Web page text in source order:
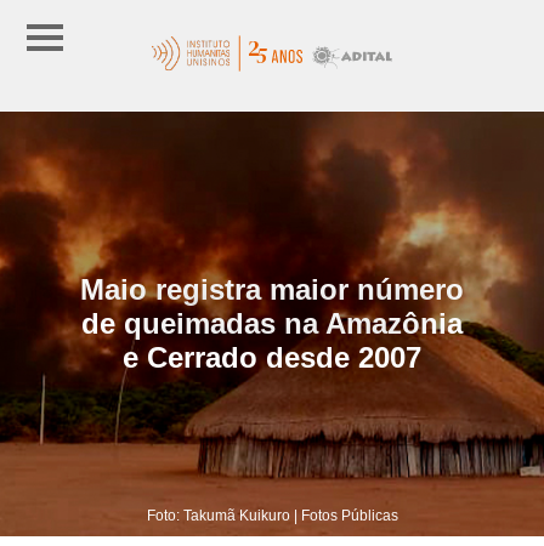
Maio registra maior número
de queimadas na Amazônia
e Cerrado desde 2007
Foto: Takumã Kuikuro | Fotos Públicas